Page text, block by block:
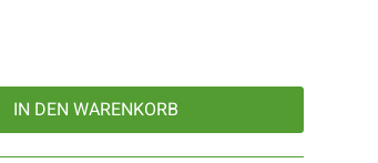
IN DEN WARENKORB